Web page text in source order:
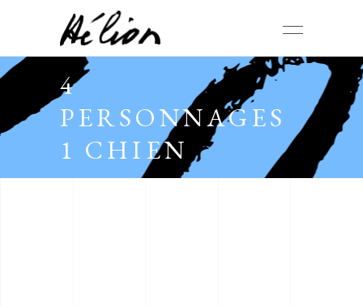
4
PERSONNAGES
1 CHIEN